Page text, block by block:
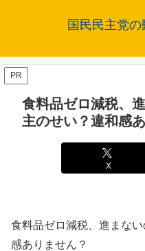
国民民主党
PR
食料品ゼロ減税、
主のせい？違和感
X
食料品ゼロ減税、進まな
感ありません？